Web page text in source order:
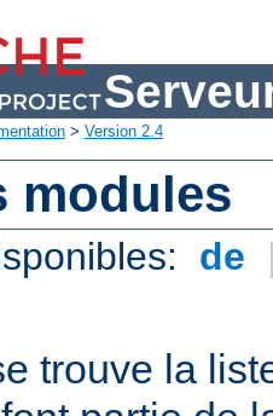
> Version 2.4
modules
de
trouve la